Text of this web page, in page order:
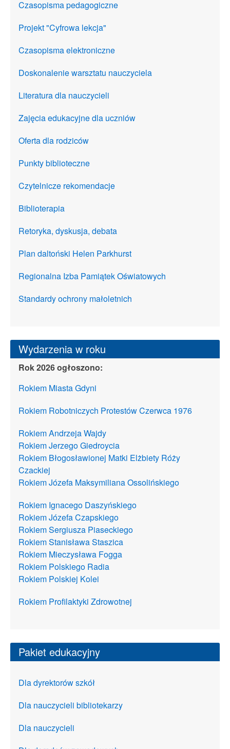
Czasopisma pedagogiczne
Projekt "Cyfrowa lekcja"
Czasopisma elektroniczne
Doskonalenie warsztatu nauczyciela
Literatura dla nauczycieli
Zajęcia edukacyjne dla uczniów
Oferta dla rodziców
Punkty biblioteczne
Czytelnicze rekomendacje
Biblioterapia
Retoryka, dyskusja, debata
Plan daltoński Helen Parkhurst
Regionalna Izba Pamiątek Oświatowych
Standardy ochrony małoletnich
Wydarzenia w roku
Rok 2026 ogłoszono:
Rokiem Miasta Gdyni
Rokiem Robotniczych Protestów Czerwca 1976
Rokiem Andrzeja Wajdy
Rokiem Jerzego Giedroycia
Rokiem Błogosławionej Matki Elżbiety Róży
Czackiej
Rokiem Józefa Maksymiliana Ossolińskiego
Rokiem Ignacego Daszyńskiego
Rokiem Józefa Czapskiego
Rokiem Sergiusza Piaseckiego
Rokiem Stanisława Staszica
Rokiem Mieczysława Fogga
Rokiem Polskiego Radia
Rokiem Polskiej Kolei
Rokiem Profilaktyki Zdrowotnej
Pakiet edukacyjny
Dla dyrektorów szkół
Dla nauczycieli bibliotekarzy
Dla nauczycieli